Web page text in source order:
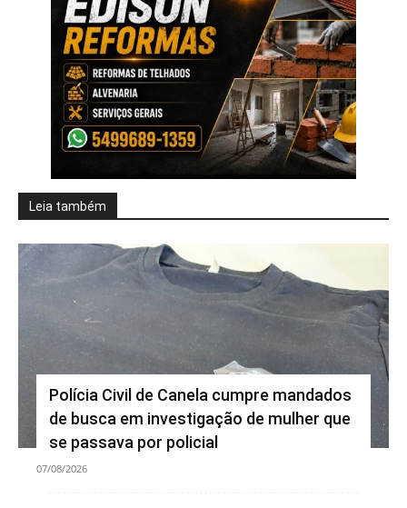
Leia também
Polícia Civil de Canela cumpre mandados
de busca em investigação de mulher que
se passava por policial
07/08/2026